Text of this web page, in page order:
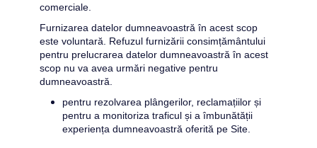
comerciale.
Furnizarea datelor dumneavoastră în acest scop
este voluntară. Refuzul furnizării consimțământului
pentru prelucrarea datelor dumneavoastră în acest
scop nu va avea urmări negative pentru
dumneavoastră.
pentru rezolvarea plângerilor, reclamațiilor și
pentru a monitoriza traficul și a îmbunătății
experiența dumneavoastră oferită pe Site.